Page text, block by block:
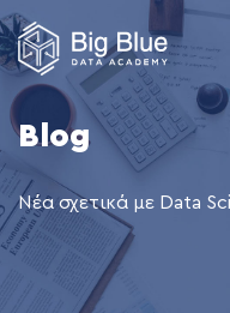
Blog
Νέα σχετικά με Data